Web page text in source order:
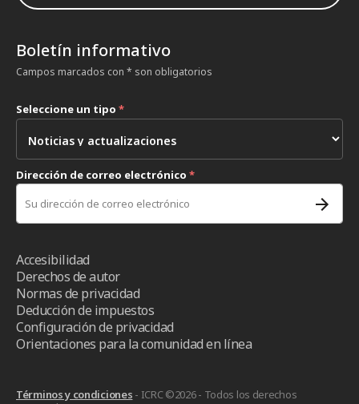
Boletín informativo
Campos marcados con * son obligatorios
Seleccione un tipo *
Dirección de correo electrónico *
Accesibilidad
Derechos de autor
Normas de privacidad
Deducción de impuestos
Configuración de privacidad
Orientaciones para la comunidad en línea
Términos y condiciones - ICRC ©2026 - Todos los derechos